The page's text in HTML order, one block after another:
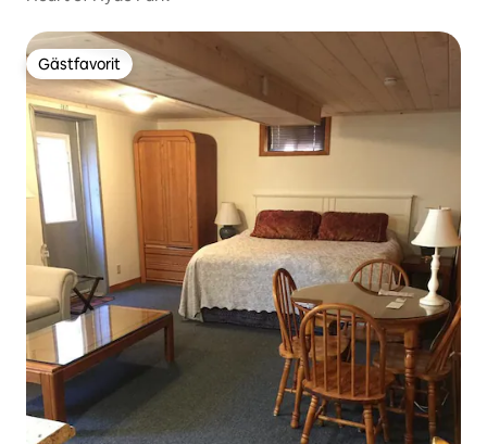
Gästfavorit
Gästfavorit